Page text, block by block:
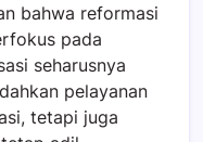
bahwa reformasi
pada
seharusnya
pelayanan
tetapi juga